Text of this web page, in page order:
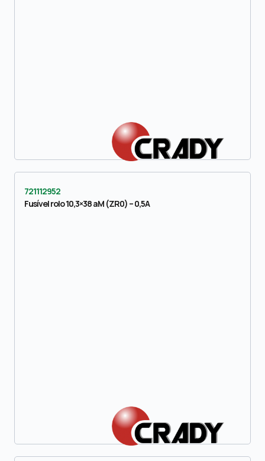
721112952
Fusível rolo 10,3×38 aM (ZR0) – 0,5A